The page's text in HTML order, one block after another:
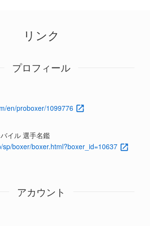
リンク
プロフィール
en/proboxer/1099776
イル 選手名鑑
sp/boxer/boxer.html?boxer_id=10637
アカウント